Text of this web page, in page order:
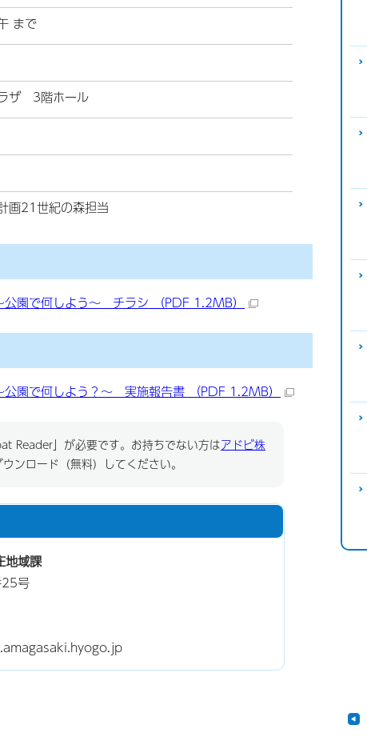
まで
ザ 3階ホール
画21世紀の森担当
園で何しよう～ チラシ （PDF 1.2MB）
園で何しよう？～ 実施報告書 （PDF 1.2MB）
Reader」が必要です。お持ちでない方はアドビ株
ンロード（無料）してください。
域課
号